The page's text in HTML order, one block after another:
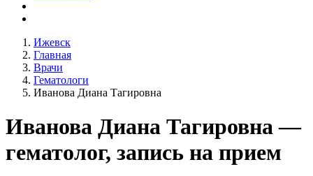
Ижевск
Главная
Врачи
Гематологи
Иванова Диана Тагировна
Иванова Диана Тагировна —
гематолог, запись на прием